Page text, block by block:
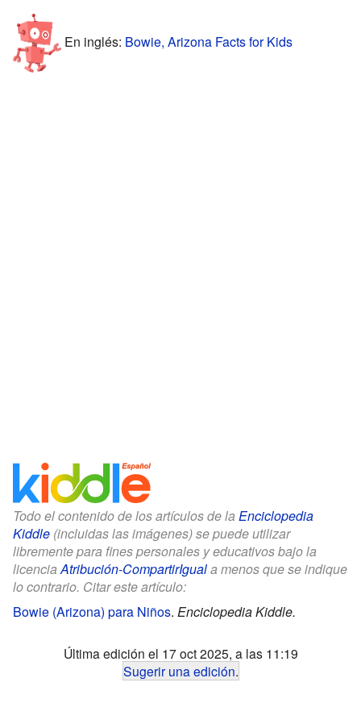
En inglés: Bowie, Arizona Facts for Kids
Todo el contenido de los artículos de la Enciclopedia
Kiddle (incluidas las imágenes) se puede utilizar
libremente para fines personales y educativos bajo la
licenciaAtribución-CompartirIguala menos que se indique
lo contrario. Citar este artículo:
Bowie (Arizona) para Niños. Enciclopedia Kiddle.
Última edición el 17 oct 2025, a las 11:19
Sugerir una edición.